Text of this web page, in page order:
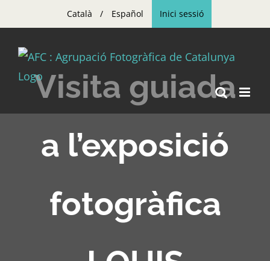
to
content
Català Español Inici sessió
Visita guiada
a l’exposició
fotogràfica